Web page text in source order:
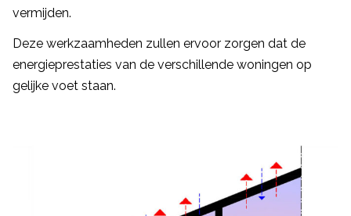
vermijden.
Deze werkzaamheden zullen ervoor zorgen dat de
energieprestaties van de verschillende woningen op
gelijke voet staan.